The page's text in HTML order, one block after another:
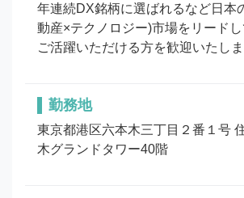
年連続DX銘柄に選ばれるなど日本
動産×テクノロジー)市場をリード
ご活躍いただける方を歓迎いたしま
勤務地
東京都港区六本木三丁目２番１号
木グランドタワー40階